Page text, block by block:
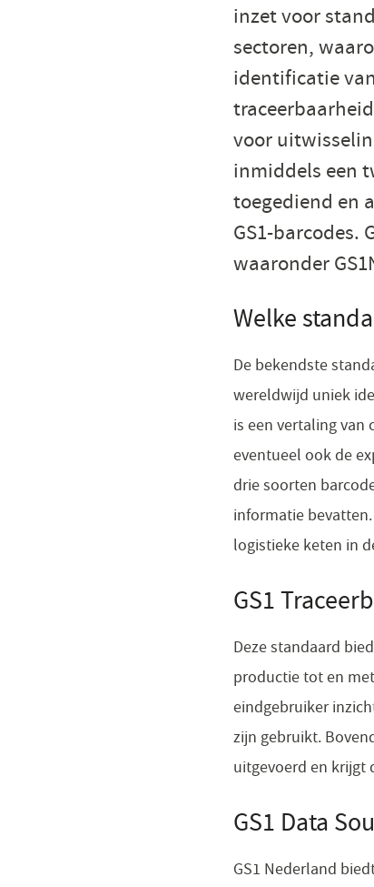
inzet voor
sectoren,
identificatie
voor
inmiddels een
toegediend en
GS1-barcodes.
waaronder
Welke
De bekendste
wereldwijd uniek
is een vertaling van
eventueel ook de
drie soorten
informatie
logistieke keten in
GS1
Deze standaard
productie tot en
eindgebruiker
zijn gebruikt.
uitgevoerd en krijgt
GS1 Data
GS1 Nederland